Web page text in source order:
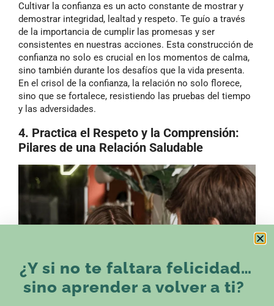
Cultivar la confianza es un acto constante de mostrar y
demostrar integridad, lealtad y respeto. Te guío a través
de la importancia de cumplir las promesas y ser
consistentes en nuestras acciones. Esta construcción de
confianza no solo es crucial en los momentos de calma,
sino también durante los desafíos que la vida presenta.
En el crisol de la confianza, la relación no solo florece,
sino que se fortalece, resistiendo las pruebas del tiempo
y las adversidades.
4. Practica el Respeto y la Comprensión:
Pilares de una Relación Saludable
¿Y si no te faltara felicidad…
sino aprender a volver a ti?